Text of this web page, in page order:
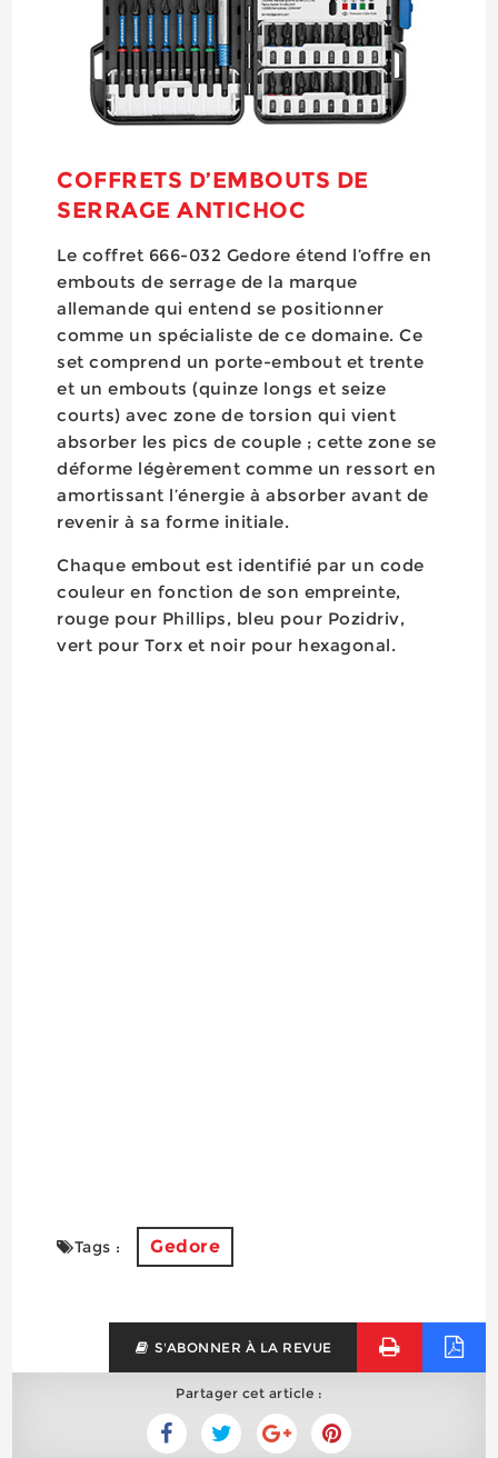
COFFRETS D’EMBOUTS DE
SERRAGE ANTICHOC
Le coffret 666-032 Gedore étend l’offre en
embouts de serrage de la marque
allemande qui entend se positionner
comme un spécialiste de ce domaine. Ce
set comprend un porte-embout et trente
et un embouts (quinze longs et seize
courts) avec zone de torsion qui vient
absorber les pics de couple ; cette zone se
déforme légèrement comme un ressort en
amortissant l’énergie à absorber avant de
revenir à sa forme initiale.
Chaque embout est identifié par un code
couleur en fonction de son empreinte,
rouge pour Phillips, bleu pour Pozidriv,
vert pour Torx et noir pour hexagonal.
Tags : Gedore
S'ABONNER À LA REVUE
Partager cet article :